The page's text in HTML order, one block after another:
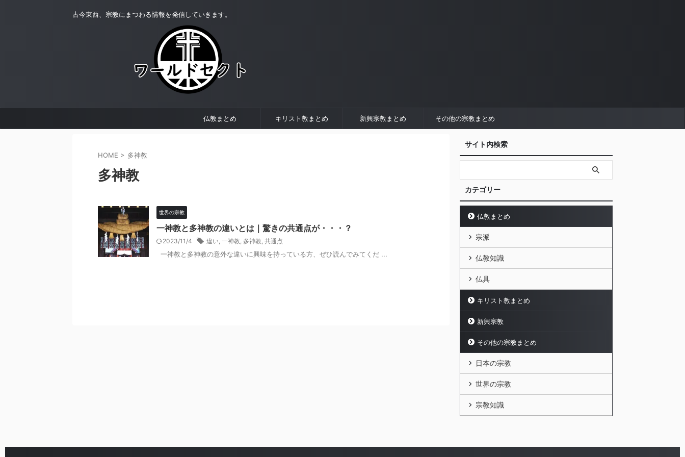
古今東西、宗教にまつわる情報を発信していきます。
仏教まとめ キリスト教まとめ 新興宗教まとめ その他の宗教まとめ
HOME > 多神教
多神教
世界の宗教
一神教と多神教の違いとは｜驚きの共通点が・・・？
2023/11/4 違い, 一神教, 多神教, 共通点
一神教と多神教の意外な違いに興味を持っている方、ぜひ読んでみてくだ ...
サイト内検索
カテゴリー
仏教まとめ
宗派
仏教知識
仏具
キリスト教まとめ
新興宗教
その他の宗教まとめ
日本の宗教
世界の宗教
宗教知識